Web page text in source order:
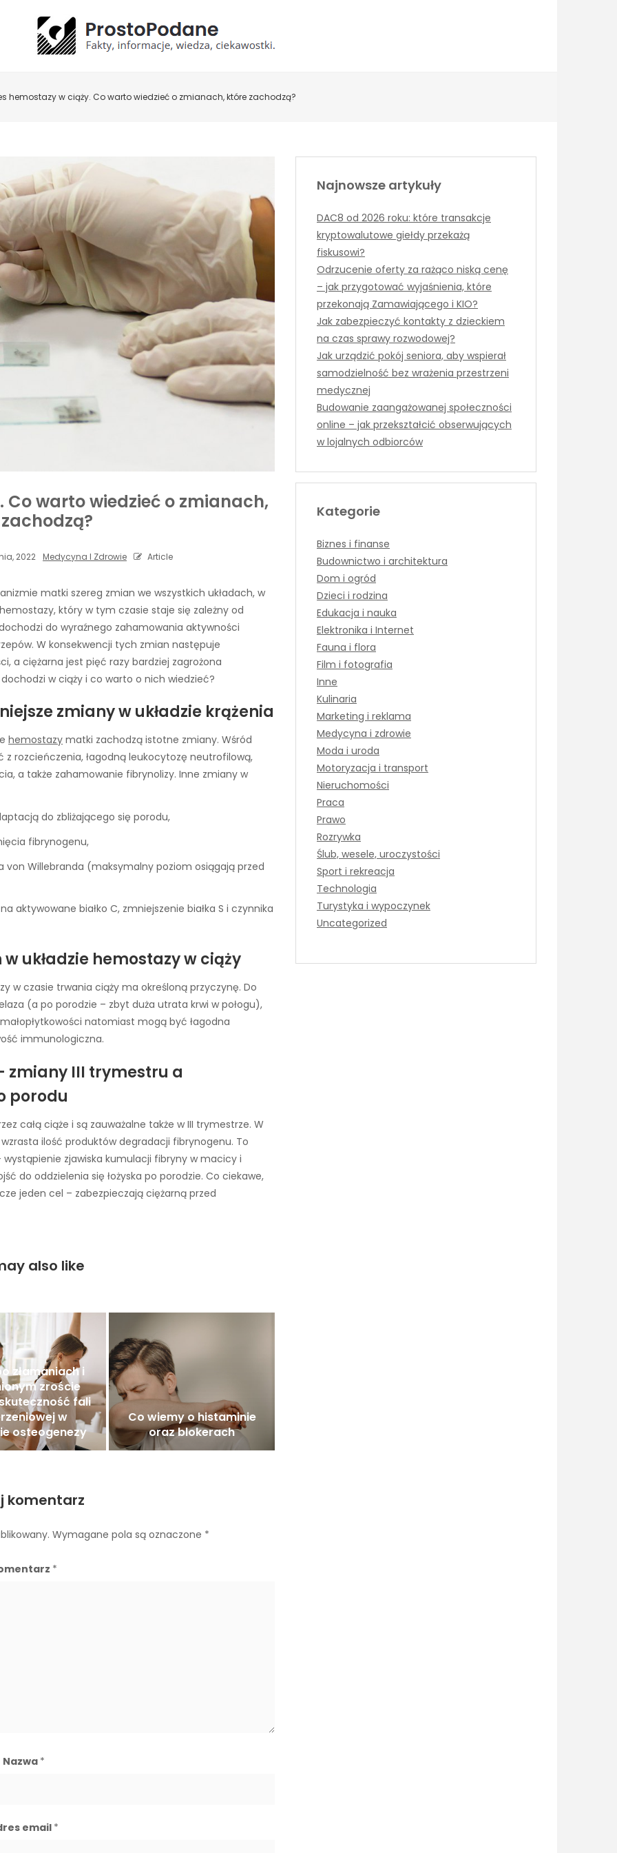
hemostazy w ciąży. Co warto wiedzieć o zmianach, które zachodzą?
Co warto wiedzieć o zmianach,
2022 Medycyna I Zdrowie Article
matki szereg zmian we wszystkich układach, w
który w tym czasie staje się zależny od
do wyraźnego zahamowania aktywności
W konsekwencji tych zmian następuje
a ciężarna jest pięć razy bardziej zagrożona
w ciąży i co warto o nich wiedzieć?
zmiany w układzie krążenia
hemostazy matki zachodzą istotne zmiany. Wśród
rozcieńczenia, łagodną leukocytozę neutrofilową,
a także zahamowanie fibrynolizy. Inne zmiany w
do zbliżającego się porodu,
fibrynogenu,
von Willebranda (maksymalny poziom osiągają przed
aktywowane białko C, zmniejszenie białka S i czynnika
układzie hemostazy w ciąży
w czasie trwania ciąży ma określoną przyczynę. Do
(a po porodzie – zbyt duża utrata krwi w połogu),
natomiast mogą być łagodna
immunologiczna.
zmiany III trymestru a
porodu
całą ciąże i są zauważalne także w III trymestrze. W
ilość produktów degradacji fibrynogenu. To
zjawiska kumulacji fibryny w macicy i
do oddzielenia się łożyska po porodzie. Co ciekawe,
jeden cel – zabezpieczają ciężarną przed
also like
złamaniach i
zroście
fali
w
osteogenezy
Co wiemy o histaminie
oraz blokerach
komentarz
Wymagane pola są oznaczone *
*
Nazwa *
email *
Najnowsze artykuły
DAC8 od 2026 roku: które transakcje
kryptowalutowe giełdy przekażą
fiskusowi?
Odrzucenie oferty za rażąco niską cenę
– jak przygotować wyjaśnienia, które
przekonają Zamawiającego i KIO?
Jak zabezpieczyć kontakty z dzieckiem
na czas sprawy rozwodowej?
Jak urządzić pokój seniora, aby wspierał
samodzielność bez wrażenia przestrzeni
medycznej
Budowanie zaangażowanej społeczności
online – jak przekształcić obserwujących
w lojalnych odbiorców
Kategorie
Biznes i finanse
Budownictwo i architektura
Dom i ogród
Dzieci i rodzina
Edukacja i nauka
Elektronika i Internet
Fauna i flora
Film i fotografia
Inne
Kulinaria
Marketing i reklama
Medycyna i zdrowie
Moda i uroda
Motoryzacja i transport
Nieruchomości
Praca
Prawo
Rozrywka
Ślub, wesele, uroczystości
Sport i rekreacja
Technologia
Turystyka i wypoczynek
Uncategorized